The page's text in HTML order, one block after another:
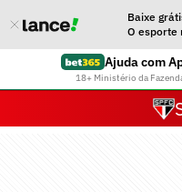
Baixe
O esporte
Ajuda com
18+ Ministério da